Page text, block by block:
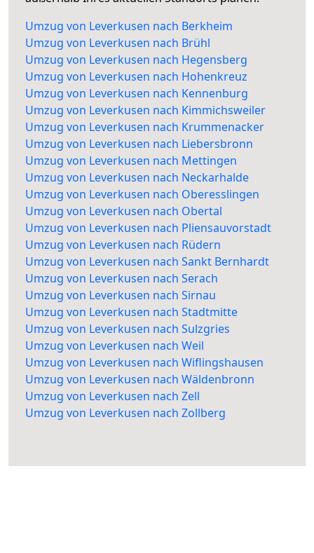
Umzug von Leverkusen nach Berkheim
Umzug von Leverkusen nach Brühl
Umzug von Leverkusen nach Hegensberg
Umzug von Leverkusen nach Hohenkreuz
Umzug von Leverkusen nach Kennenburg
Umzug von Leverkusen nach Kimmichsweiler
Umzug von Leverkusen nach Krummenacker
Umzug von Leverkusen nach Liebersbronn
Umzug von Leverkusen nach Mettingen
Umzug von Leverkusen nach Neckarhalde
Umzug von Leverkusen nach Oberesslingen
Umzug von Leverkusen nach Obertal
Umzug von Leverkusen nach Pliensauvorstadt
Umzug von Leverkusen nach Rüdern
Umzug von Leverkusen nach Sankt Bernhardt
Umzug von Leverkusen nach Serach
Umzug von Leverkusen nach Sirnau
Umzug von Leverkusen nach Stadtmitte
Umzug von Leverkusen nach Sulzgries
Umzug von Leverkusen nach Weil
Umzug von Leverkusen nach Wiflingshausen
Umzug von Leverkusen nach Wäldenbronn
Umzug von Leverkusen nach Zell
Umzug von Leverkusen nach Zollberg